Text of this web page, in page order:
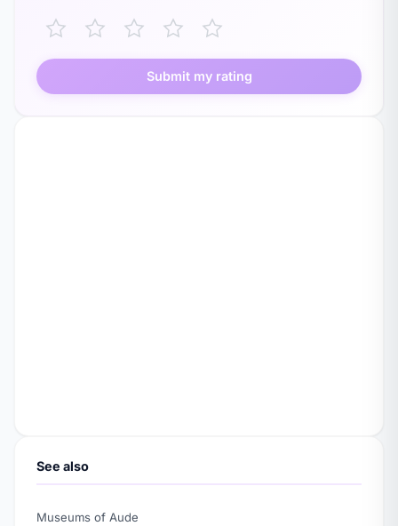
Submit my rating
See also
Museums of Aude